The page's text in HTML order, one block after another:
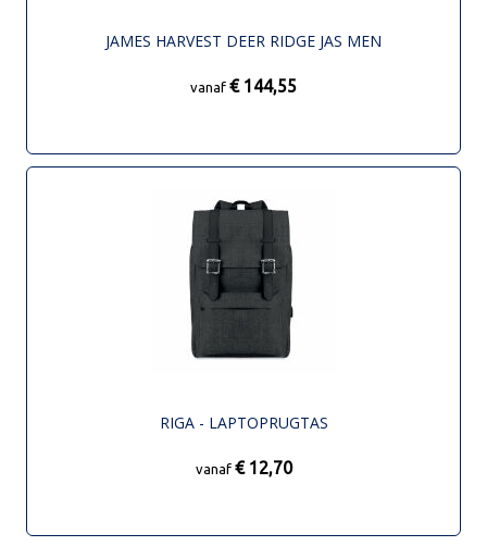
JAMES HARVEST DEER RIDGE JAS MEN
vanaf € 144,55
RIGA - LAPTOPRUGTAS
vanaf € 12,70